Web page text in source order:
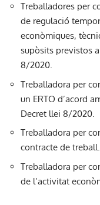
Treballadores per
de regulació
econòmiques,
supòsits previstos
8/2020.
Treballadora per
un ERTO d’acord
Decret llei 8/2020.
Treballadora per
contracte de treball.
Treballadora per
de l’activitat